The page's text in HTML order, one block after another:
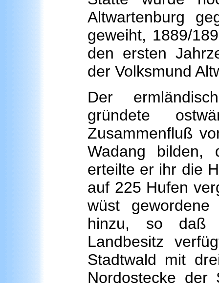
Altwartenburg
geweiht, 1889/
den ersten
der Volksmund
Der
gründete
Zusammenfluß
Wadang bilden,
erteilte er ihr die
auf 225 Hufen
wüst
hinzu, so daß
Landbesitz
Stadtwald mit
Nordostecke